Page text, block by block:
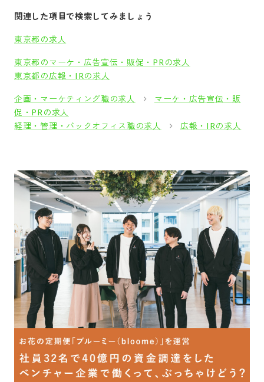
関連した項目で検索してみましょう
東京都の求人
東京都のマーケ・広告宣伝・販促・PRの求人
東京都の広報・IRの求人
企画・マーケティング職の求人
マーケ・広告宣伝・販
促・PRの求人
経理・管理・バックオフィス職の求人
広報・IRの求人